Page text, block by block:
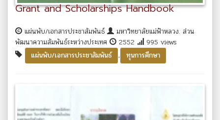
Grant and Scholarships Handbook
แผ่นพับ/เอกสารประชาสัมพันธ์
มหาวิทยาลัยแม่ฟ้าหลวง. ส่วน
พัฒนาความสัมพันธ์ระหว่างประเทศ
2552
995 views
แผ่นพับ/เอกสารประชาสัมพันธ์
, ทุนการศึกษา